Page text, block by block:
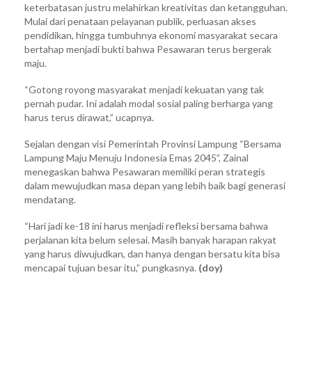
keterbatasan justru melahirkan kreativitas dan ketangguhan.
Mulai dari penataan pelayanan publik, perluasan akses
pendidikan, hingga tumbuhnya ekonomi masyarakat secara
bertahap menjadi bukti bahwa Pesawaran terus bergerak
maju.
“Gotong royong masyarakat menjadi kekuatan yang tak
pernah pudar. Ini adalah modal sosial paling berharga yang
harus terus dirawat,” ucapnya.
Sejalan dengan visi Pemerintah Provinsi Lampung “Bersama
Lampung Maju Menuju Indonesia Emas 2045”, Zainal
menegaskan bahwa Pesawaran memiliki peran strategis
dalam mewujudkan masa depan yang lebih baik bagi generasi
mendatang.
“Hari jadi ke-18 ini harus menjadi refleksi bersama bahwa
perjalanan kita belum selesai. Masih banyak harapan rakyat
yang harus diwujudkan, dan hanya dengan bersatu kita bisa
mencapai tujuan besar itu,” pungkasnya. (doy)